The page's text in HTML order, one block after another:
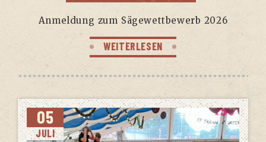
Anmel­dung zum Säge­wett­be­werb 2026
WEITERLESEN
05
JULI